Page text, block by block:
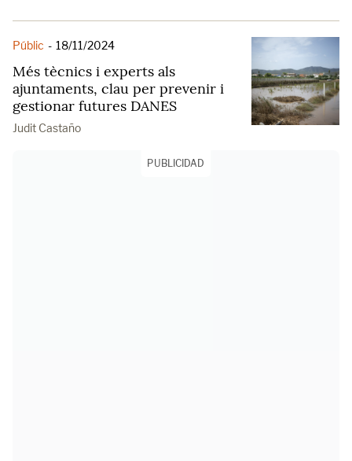
Públic - 18/11/2024
Més tècnics i experts als
ajuntaments, clau per prevenir i
gestionar futures DANES
Judit Castaño
PUBLICIDAD